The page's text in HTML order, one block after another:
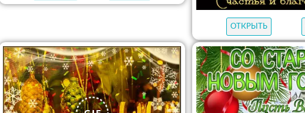
ОТКРЫТЬ